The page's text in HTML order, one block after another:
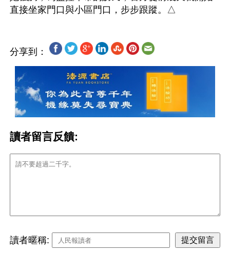
分享到：
讀者留言反饋:
讀者暱稱: